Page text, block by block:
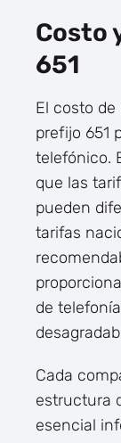
Costo
651
El costo
prefijo 651
telefónico.
que las
pueden
tarifas
de
Cada
estructura
esencial